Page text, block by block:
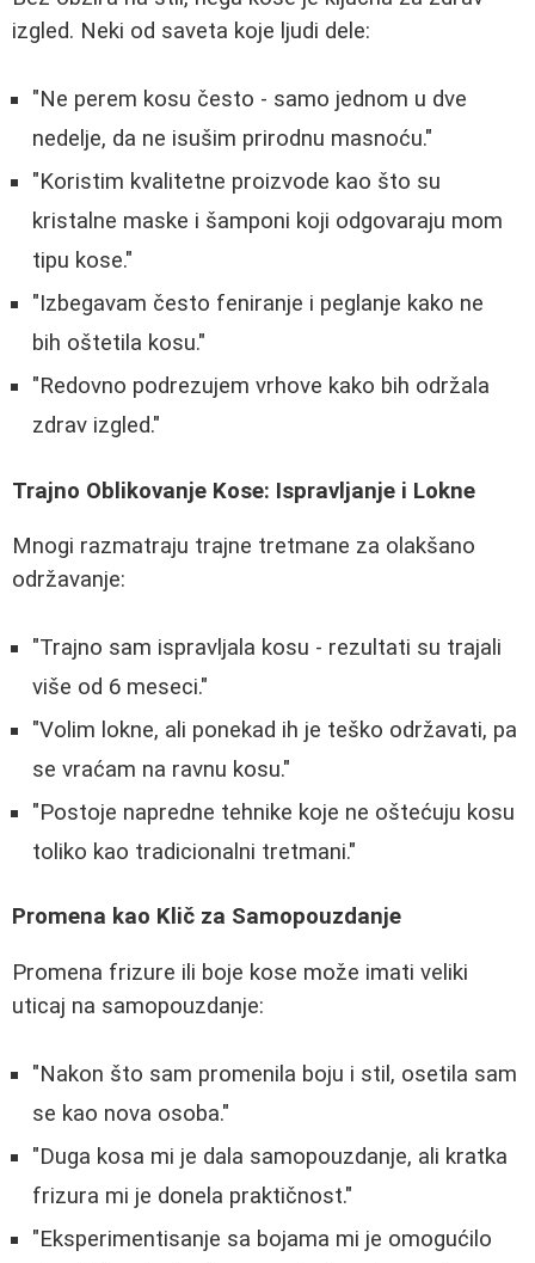
izgled. Neki od saveta koje ljudi dele:
"Ne perem kosu često - samo jednom u dve
nedelje, da ne isušim prirodnu masnoću."
"Koristim kvalitetne proizvode kao što su
kristalne maske i šamponi koji odgovaraju mom
tipu kose."
"Izbegavam često feniranje i peglanje kako ne
bih oštetila kosu."
"Redovno podrezujem vrhove kako bih održala
zdrav izgled."
Trajno Oblikovanje Kose: Ispravljanje i Lokne
Mnogi razmatraju trajne tretmane za olakšano
održavanje:
"Trajno sam ispravljala kosu - rezultati su trajali
više od 6 meseci."
"Volim lokne, ali ponekad ih je teško održavati, pa
se vraćam na ravnu kosu."
"Postoje napredne tehnike koje ne oštećuju kosu
toliko kao tradicionalni tretmani."
Promena kao Klič za Samopouzdanje
Promena frizure ili boje kose može imati veliki
uticaj na samopouzdanje:
"Nakon što sam promenila boju i stil, osetila sam
se kao nova osoba."
"Duga kosa mi je dala samopouzdanje, ali kratka
frizura mi je donela praktičnost."
"Eksperimentisanje sa bojama mi je omogućilo